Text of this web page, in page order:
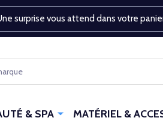
surprise vous attend dans votre
& SPA MATÉRIEL &